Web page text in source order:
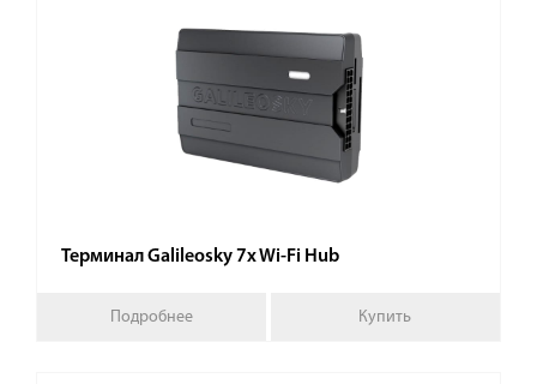
Терминал Galileosky 7x Wi-Fi Hub
Подробнее Купить